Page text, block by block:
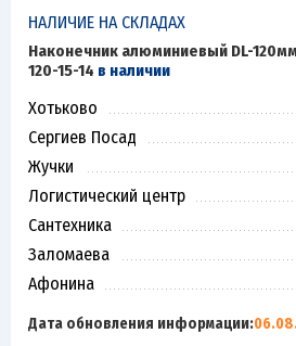
НАЛИЧИЕ НА СКЛАДАХ
Наконечник алюминиевый DL-
120-15-14 в наличии
Хотьково
Сергиев Посад
Жучки
Логистический центр
Сантехника
Заломаева
Афонина
Дата обновления информации: